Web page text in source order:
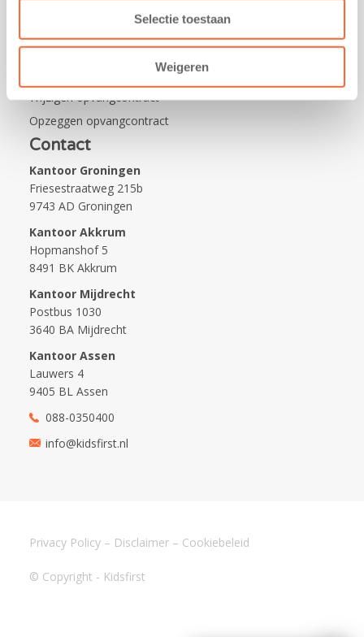
Selectie toestaan
Weigeren
Werken bij Kids First
Wijzigen opvangcontract
Opzeggen opvangcontract
Contact
Kantoor Groningen
Friesestraatweg 215b
9743 AD Groningen
Kantoor Akkrum
Hopmanshof 5
8491 BK Akkrum
Kantoor Mijdrecht
Postbus 1030
3640 BA Mijdrecht
Kantoor Assen
Lauwers 4
9405 BL Assen
088-0350400
info@kidsfirst.nl
© Copyright - Kidsfirst
Privacy Policy – Disclaimer – Cookiebeleid